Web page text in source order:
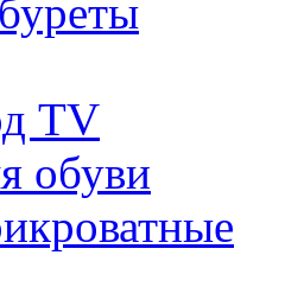
TV
обуви